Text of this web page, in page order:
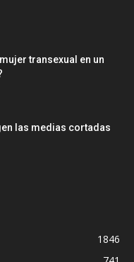
transexual en un
las medias cortadas
1846